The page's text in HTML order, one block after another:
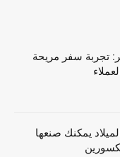
تجربة سفر مريحة
يمكنك صنعها